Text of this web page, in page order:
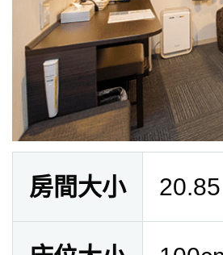
房間大小